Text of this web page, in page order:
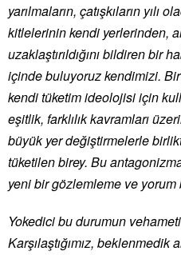
yarılmaların, çatışkıların yılı
kitlelerinin kendi yerlerinden,
uzaklaştırıldığını bildiren bir
içinde buluyoruz kendimizi.
kendi tüketim ideolojisi için
eşitlik, farklılık kavramları
büyük yer değiştirmelerle
tüketilen birey. Bu
yeni bir gözlemleme ve
Yokedici bu durumun
Karşılaştığımız,